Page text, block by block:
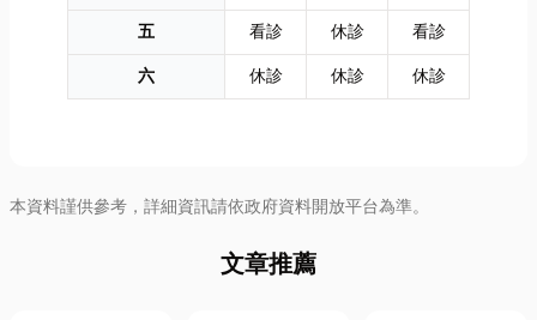
五
看診 休診
看診
六
休診 休診 休診
本資料謹供參考，詳細資訊請依政府資料開放平台為準。
文章推薦